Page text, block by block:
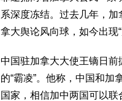
系深度冻结。过去几年，
拿大舆论风向球，如今出现“
中国驻加拿大大使王镝日
的“霸凌”。他称，中国和加
国家，相信加中两国可以联